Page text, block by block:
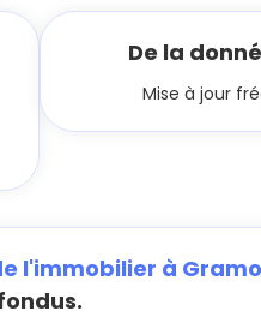
De la
Mise à jour
l'immobilier à